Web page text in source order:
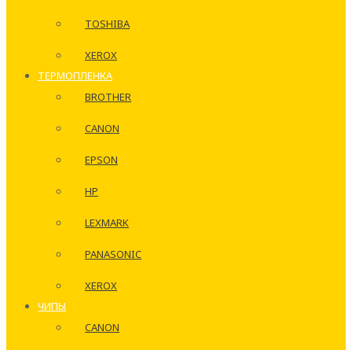
TOSHIBA
XEROX
ТЕРМОПЛЕНКА
BROTHER
CANON
EPSON
HP
LEXMARK
PANASONIC
XEROX
ЧИПЫ
CANON